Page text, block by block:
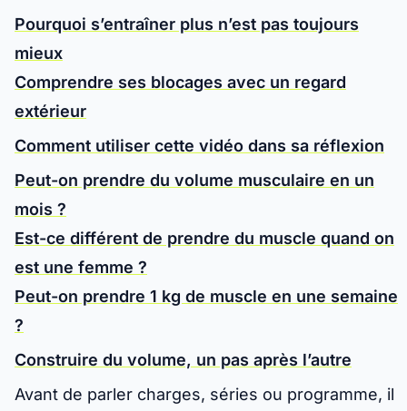
Pourquoi s’entraîner plus n’est pas toujours
mieux
Comprendre ses blocages avec un regard
extérieur
Comment utiliser cette vidéo dans sa réflexion
Peut-on prendre du volume musculaire en un
mois ?
Est-ce différent de prendre du muscle quand on
est une femme ?
Peut-on prendre 1 kg de muscle en une semaine
?
Construire du volume, un pas après l’autre
Avant de parler charges, séries ou programme, il